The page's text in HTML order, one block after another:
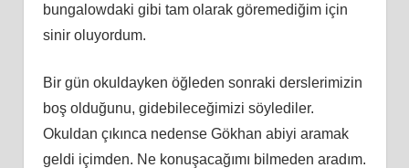
bungalowdaki gibi tam olarak göremediğim için
sinir oluyordum.
Bir gün okuldayken öğleden sonraki derslerimizin
boş olduğunu, gidebileceğimizi söylediler.
Okuldan çıkınca nedense Gökhan abiyi aramak
geldi içimden. Ne konuşacağımı bilmeden aradım.